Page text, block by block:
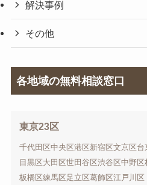
解決事例
その他
各地域の無料相談窓口
東京23区
千代田区中央区港区新宿区文京区台
目黒区大田区世田谷区渋谷区中野区
板橋区練馬区 足立区葛飾区江戸川区